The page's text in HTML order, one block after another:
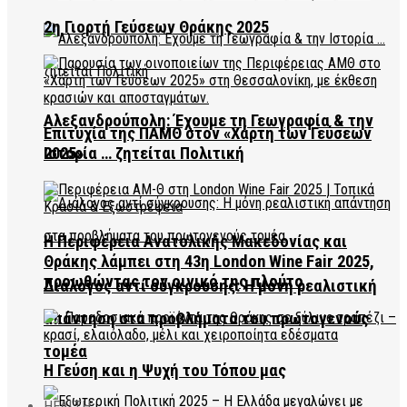
Αλεξανδρούπολη: Έχουμε τη Γεωγραφία & την
Ιστορία … ζητείται Πολιτική
Διάλογος αντί σύγκρουσης: Η μόνη ρεαλιστική
απάντηση στα προβλήματα του πρωτογενούς
τομέα
2η Γιορτή Γεύσεων Θράκης 2025
Επιτυχία της ΠΑΜΘ στον «Χάρτη των Γεύσεων
2025»
Η Περιφέρεια Ανατολικής Μακεδονίας και
Θράκης λάμπει στη 43η London Wine Fair 2025,
προωθώντας τον οινικό της πλούτο
Η Γεύση και η Ψυχή του Τόπου μας